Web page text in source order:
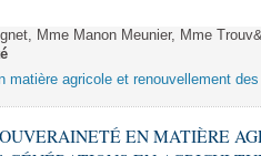
Mme Manon Meunier, Mme
matière agricole et renouvellement
EN MATIÈRE